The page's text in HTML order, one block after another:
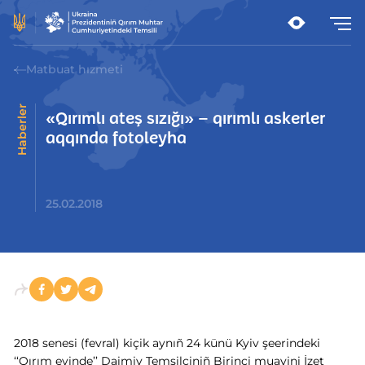
Matbuat hızmeti
Haberler
«Qırımlı ateş sızığı» – qırımlı askerler
aqqında fotoleyha
25.02.2018
2018 senesi (fevral) kiçik aynıñ 24 künü Kyiv şeerindeki
‘‘Qırım evinde’’ Daimiy Temsilciniñ Birinci muavini İzet